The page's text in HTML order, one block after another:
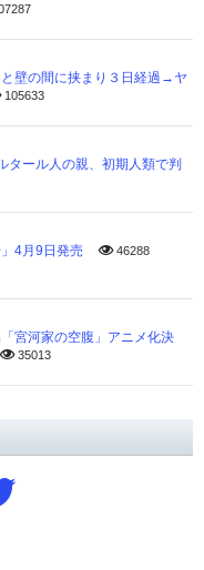
壁の間に挟まり３日経過→ヤ
105633
タール人の親、初期人類で判
」4月9日発売 46288
宮河家の空腹」アニメ化決
35013